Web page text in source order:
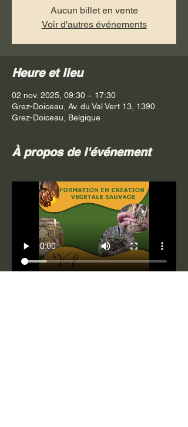
Aucun billet en vente
Voir d'autres événements
Heure et lieu
02 nov. 2025, 09:30 – 17:30
Grez-Doiceau, Av. du Val Vert 13, 1390
Grez-Doiceau, Belgique
À propos de l'événement